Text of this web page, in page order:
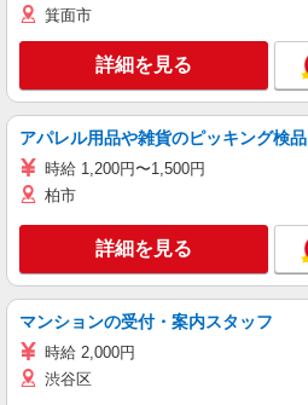
箕面市
詳細を見る
アパレル用品や雑貨のピッキング検品
時給 1,200円〜1,500円
柏市
詳細を見る
マンションの受付・案内スタッフ
時給 2,000円
渋谷区